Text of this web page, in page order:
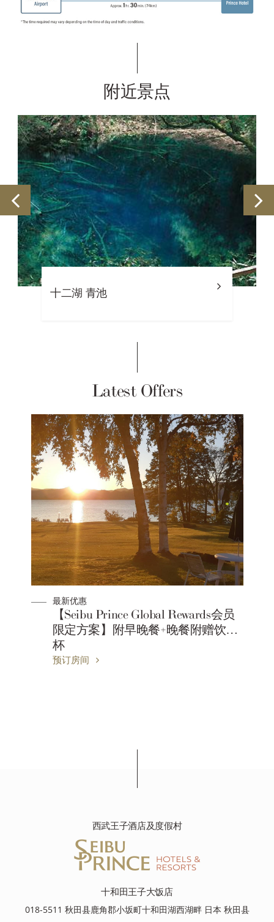
附近景点
十二湖 青池
Latest Offers
最新优惠
【Seibu Prince Global Rewards会员
限定方案】附早晚餐+晚餐附赠饮料1
杯
预订房间
西武王子酒店及度假村
十和田王子大饭店
018-5511 秋田县鹿角郡小坂町十和田湖西湖畔 日本 秋田县